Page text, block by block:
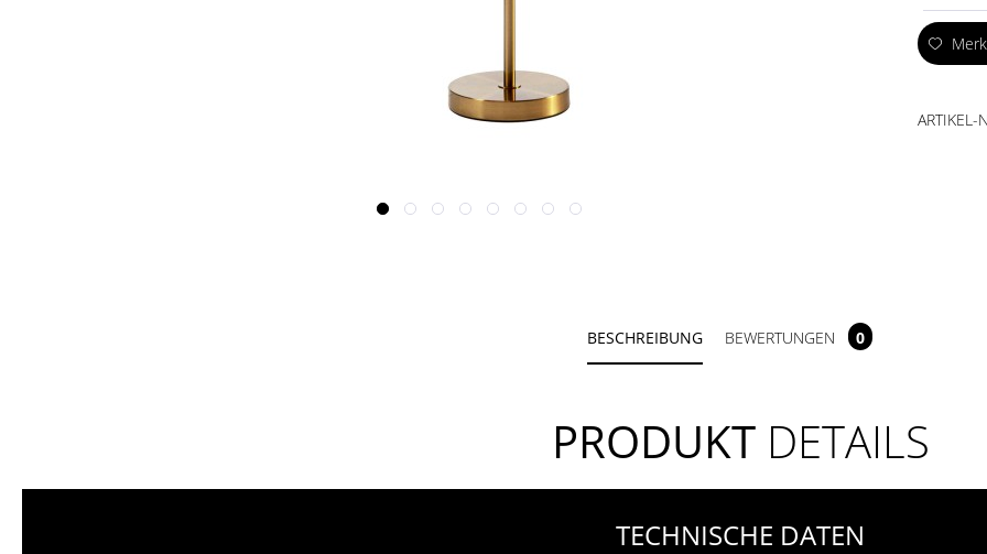
ARTIKEL-
BESCHREIBUNG BEWERTUNGEN 0
PRODUKTDETAILS
TECHNISCHE DATEN